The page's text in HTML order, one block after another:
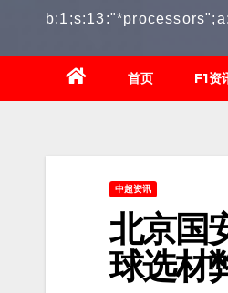
首页 F1资
中超资讯
北京国
球选材